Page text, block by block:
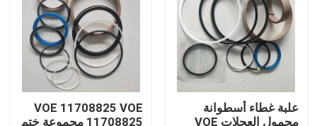
أخبار
حالات
طقم ختم الكسارة الهيدروليكية
علبة غطاء أسطوانة
محمول العجلات VOE
VOE 11708825 VOE
11708825 مجموعة ختم